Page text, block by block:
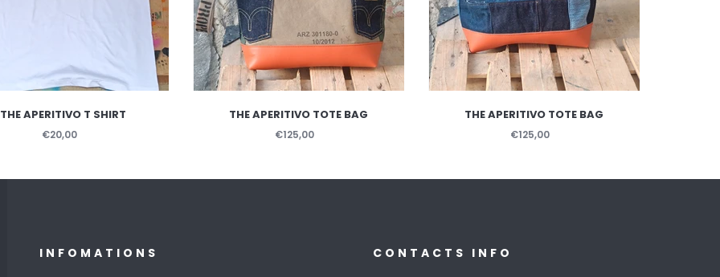
THE APERITIVO T SHIRT
€20,00
THE APERITIVO TOTE BAG
€125,00
THE APERITIVO TOTE BAG
€125,00
INFOMATIONS CONTACTS INFO